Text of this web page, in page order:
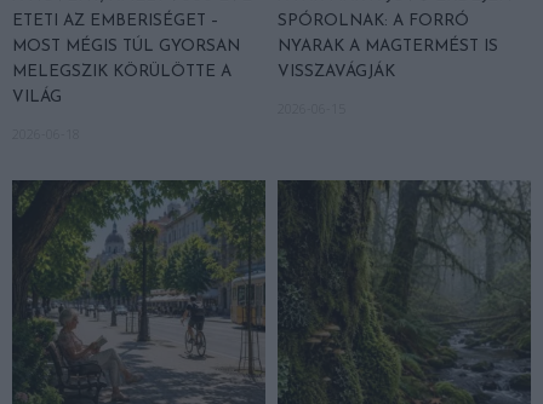
ETETI AZ EMBERISÉGET –
MOST MÉGIS TÚL GYORSAN
MELEGSZIK KÖRÜLÖTTE A
VILÁG
SPÓROLNAK: A FORRÓ
NYARAK A MAGTERMÉST IS
VISSZAVÁGJÁK